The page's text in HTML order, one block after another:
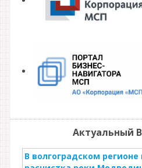
Актуальный
В волгоградском